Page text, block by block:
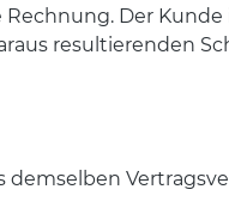
Der
resultierenden